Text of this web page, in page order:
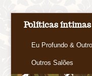
Políticas
Eu Profundo &
Outros Salões